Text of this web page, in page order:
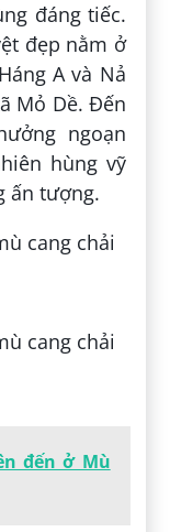
đáng tiếc.
đẹp nằm ở
A và Nả
Mỏ Dề. Đến
ngoạn
hùng vỹ
ấn tượng.
đến ở Mù